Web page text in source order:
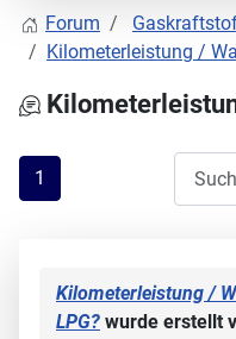
Forum
Kilometerleistung /
1
Kilometerleistung /
LPG? wurde erstellt